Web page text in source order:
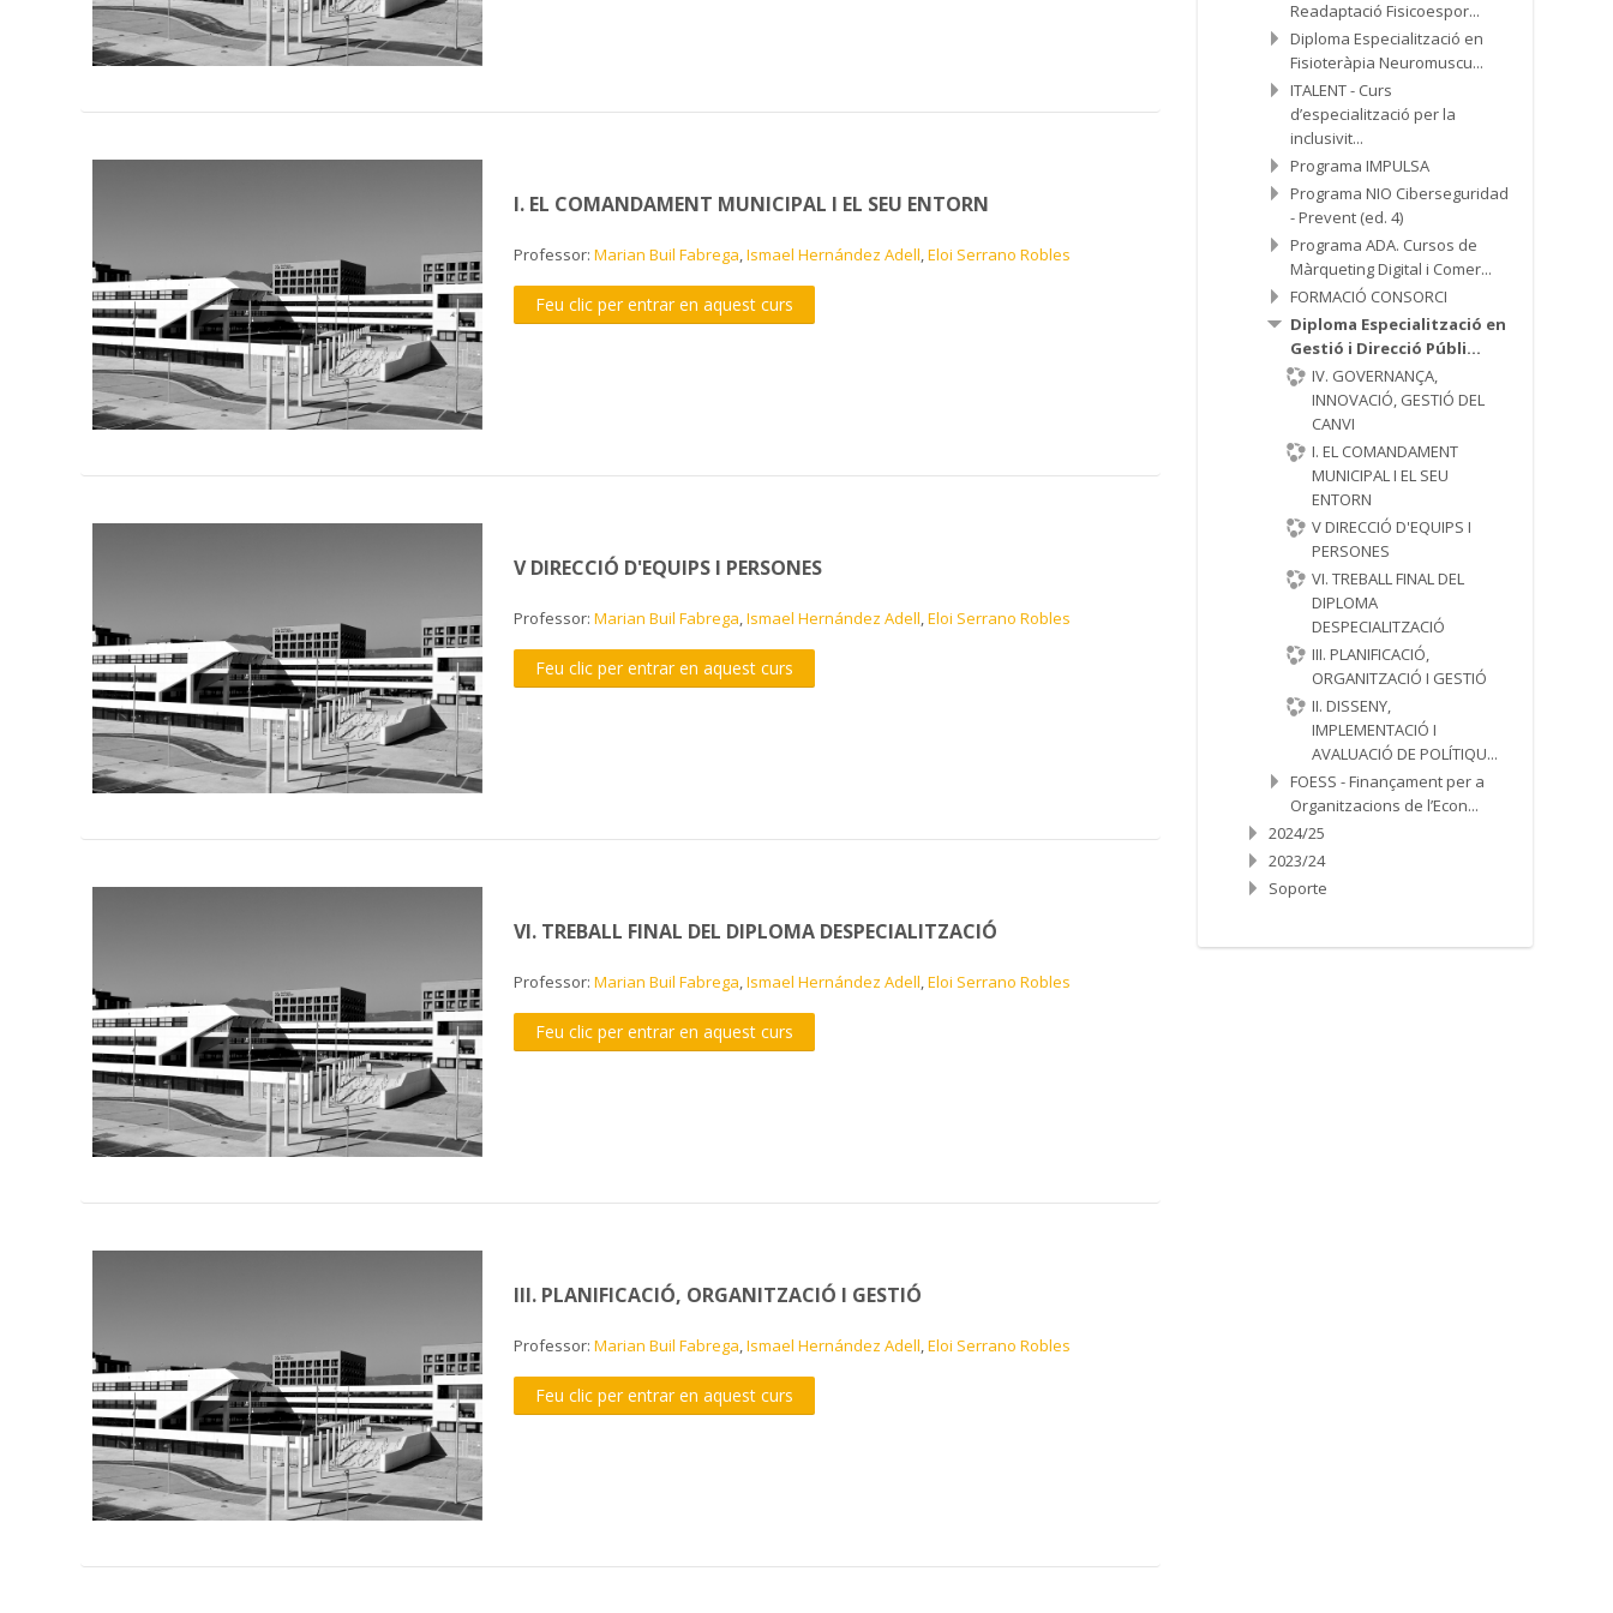
I. EL COMANDAMENT MUNICIPAL I EL SEU ENTORN
Professor:Marian Buil Fabrega ,Ismael Hernández Adell ,Eloi Serrano Robles
Feu clic per entrar en aquest curs
V DIRECCIÓ D'EQUIPS I PERSONES
Professor:Marian Buil Fabrega ,Ismael Hernández Adell ,Eloi Serrano Robles
Feu clic per entrar en aquest curs
VI. TREBALL FINAL DEL DIPLOMA DESPECIALITZACIÓ
Professor:Marian Buil Fabrega ,Ismael Hernández Adell ,Eloi Serrano Robles
Feu clic per entrar en aquest curs
III. PLANIFICACIÓ, ORGANITZACIÓ I GESTIÓ
Professor:Marian Buil Fabrega ,Ismael Hernández Adell ,Eloi Serrano Robles
Feu clic per entrar en aquest curs
Readaptació Fisicoespor...
Diploma Especialització en
Fisioteràpia Neuromuscu...
ITALENT - Curs
d’especialització per la
inclusivit...
Programa IMPULSA
Programa NIO Ciberseguridad
- Prevent (ed. 4)
Programa ADA. Cursos de
Màrqueting Digital i Comer...
FORMACIÓ CONSORCI
Diploma Especialització en
Gestió i Direcció Públi...
IV. GOVERNANÇA,
INNOVACIÓ, GESTIÓ DEL
CANVI
I. EL COMANDAMENT
MUNICIPAL I EL SEU
ENTORN
V DIRECCIÓ D'EQUIPS I
PERSONES
VI. TREBALL FINAL DEL
DIPLOMA
DESPECIALITZACIÓ
III. PLANIFICACIÓ,
ORGANITZACIÓ I GESTIÓ
II. DISSENY,
IMPLEMENTACIÓ I
AVALUACIÓ DE POLÍTIQU...
FOESS - Finançament per a
Organitzacions de l’Econ...
2024/25
2023/24
Soporte